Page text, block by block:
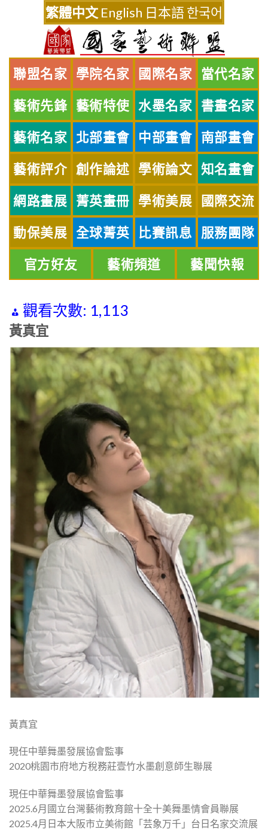
繁體中文 English 日本語한국어
聯盟名家 學院名家 國際名家 當代名家
藝術先鋒 藝術特使 水墨名家 書畫名家
藝術名家 北部畫會 中部畫會 南部畫會
藝術評介 創作論述 學術論文 知名畫會
網路畫展 菁英畫冊 學術美展 國際交流
動保美展 全球菁英 比賽訊息 服務團隊
官方好友 藝術頻道 藝聞快報
觀看次數: 1,113
黃真宜
黃真宜
現任中華舞墨發展協會監事
2020桃園市府地方稅務莊壹竹水墨創意師生聯展
現任中華舞墨發展協會監事
2025.6月國立台灣藝術教育館十全十美舞墨情會員聯展
2025.4月日本大阪市立美術館「芸象万千」台日名家交流展